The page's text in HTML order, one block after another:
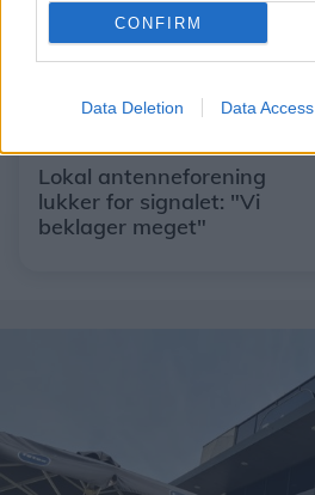
CONFIRM
Data Deletion Data Access
Lokal antenneforening
lukker for signalet: "Vi
beklager meget"